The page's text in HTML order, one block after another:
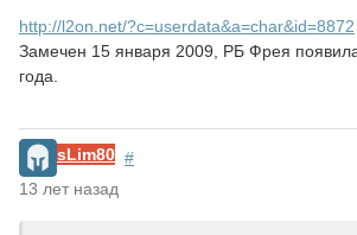
http://l2on.net/?c=userdata&a=char&id=8872
Замечен 15 января 2009, РБ Фрея
года.
sLim80 #
13 лет назад